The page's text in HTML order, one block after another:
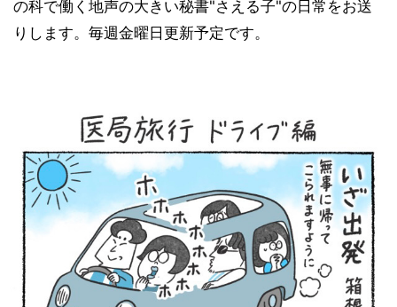
の科で働く地声の大きい秘書"さえる子"の日常をお送
りします。毎週金曜日更新予定です。